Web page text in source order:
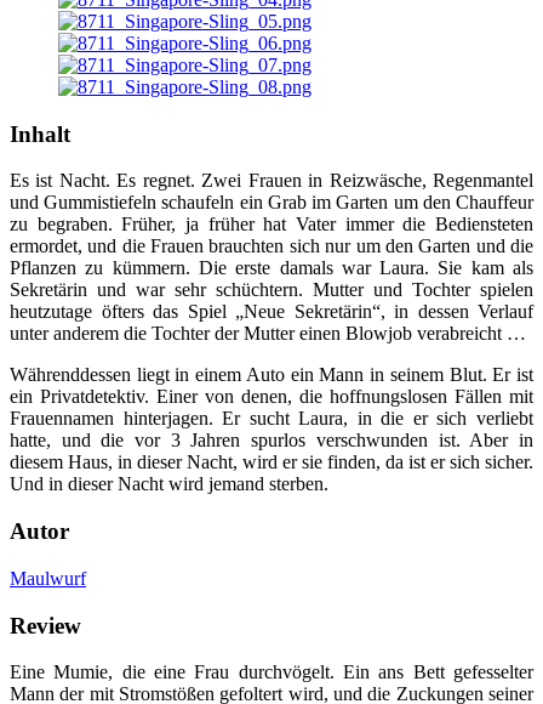
Inhalt
Es ist Nacht. Es regnet. Zwei Frauen in Reizwäsche, Regenmantel
und Gummistiefeln schaufeln ein Grab im Garten um den Chauffeur
zu begraben. Früher, ja früher hat Vater immer die Bediensteten
ermordet, und die Frauen brauchten sich nur um den Garten und die
Pflanzen zu kümmern. Die erste damals war Laura. Sie kam als
Sekretärin und war sehr schüchtern. Mutter und Tochter spielen
heutzutage öfters das Spiel „Neue Sekretärin“, in dessen Verlauf
unter anderem die Tochter der Mutter einen Blowjob verabreicht …
Währenddessen liegt in einem Auto ein Mann in seinem Blut. Er ist
ein Privatdetektiv. Einer von denen, die hoffnungslosen Fällen mit
Frauennamen hinterjagen. Er sucht Laura, in die er sich verliebt
hatte, und die vor 3 Jahren spurlos verschwunden ist. Aber in
diesem Haus, in dieser Nacht, wird er sie finden, da ist er sich sicher.
Und in dieser Nacht wird jemand sterben.
Autor
Maulwurf
Review
Eine Mumie, die eine Frau durchvögelt. Ein ans Bett gefesselter
Mann der mit Stromstößen gefoltert wird, und die Zuckungen seiner